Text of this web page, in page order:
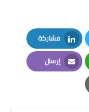
مشاركة
LinkedIn
إرسال
Email